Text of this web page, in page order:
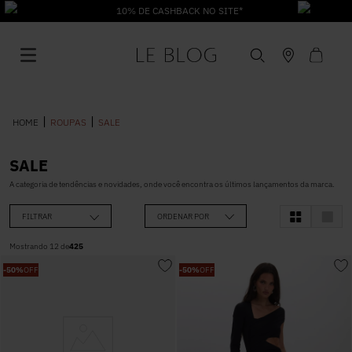
10% DE CASHBACK NO SITE*
ROUPAS SALE
SALE
A categoria de tendências e novidades, onde você encontra os últimos lançamentos da marca.
FILTRAR ORDENAR POR
Mostrando 12 de425
-50%OFF -50%OFF
1º Vestido
2º Roupas